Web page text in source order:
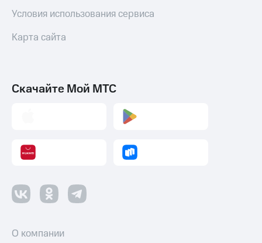
Условия использования сервиса
Карта сайта
Скачайте Мой МТС
О компании